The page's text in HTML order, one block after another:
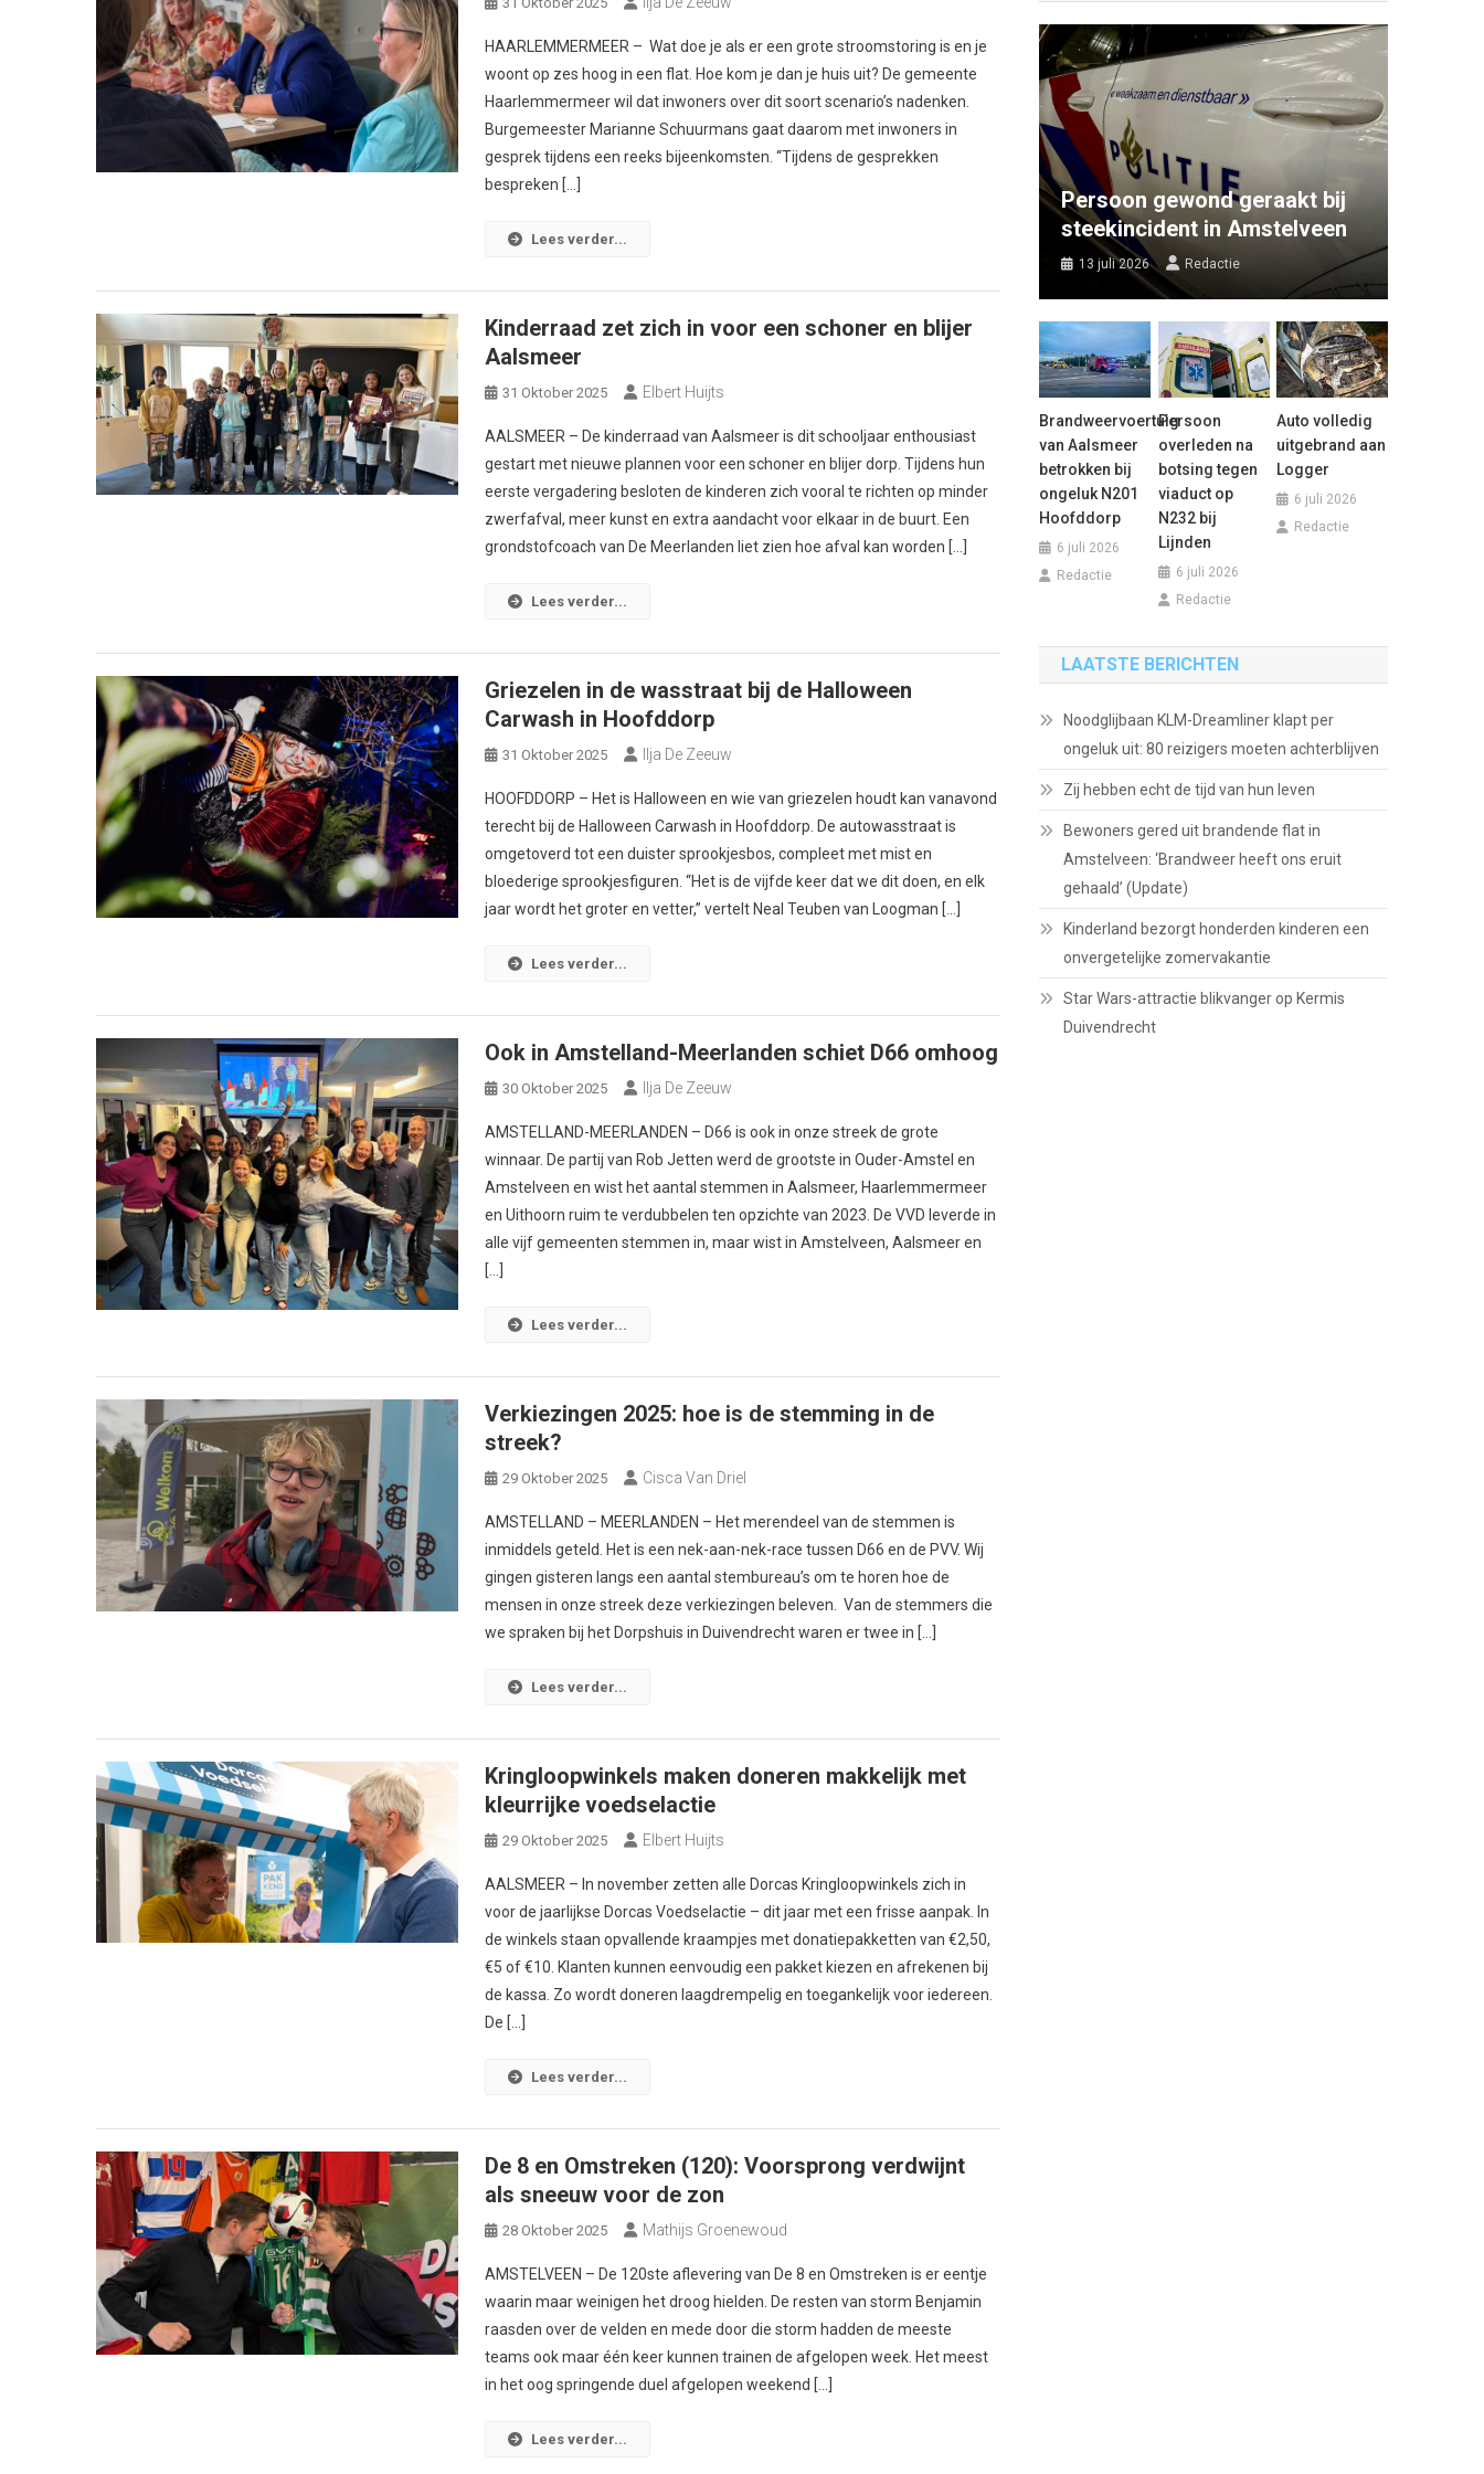
HAARLEMMERMEER – Wat doe je als er een grote stroomstoring is en je
woont op zes hoog in een flat. Hoe kom je dan je huis uit? De gemeente
Haarlemmermeer wil dat inwoners over dit soort scenario’s nadenken.
Burgemeester Marianne Schuurmans gaat daarom met inwoners in
gesprek tijdens een reeks bijeenkomsten. “Tijdens de gesprekken
bespreken […]
Lees verder...
Kinderraad zet zich in voor een schoner en blijer
Aalsmeer
31 Oktober 2025 Elbert Huijts
AALSMEER – De kinderraad van Aalsmeer is dit schooljaar enthousiast
gestart met nieuwe plannen voor een schoner en blijer dorp. Tijdens hun
eerste vergadering besloten de kinderen zich vooral te richten op minder
zwerfafval, meer kunst en extra aandacht voor elkaar in de buurt. Een
grondstofcoach van De Meerlanden liet zien hoe afval kan worden […]
Lees verder...
Griezelen in de wasstraat bij de Halloween
Carwash in Hoofddorp
31 Oktober 2025 Ilja De Zeeuw
HOOFDDORP – Het is Halloween en wie van griezelen houdt kan vanavond
terecht bij de Halloween Carwash in Hoofddorp. De autowasstraat is
omgetoverd tot een duister sprookjesbos, compleet met mist en
bloederige sprookjesfiguren. “Het is de vijfde keer dat we dit doen, en elk
jaar wordt het groter en vetter,” vertelt Neal Teuben van Loogman […]
Lees verder...
Ook in Amstelland-Meerlanden schiet D66 omhoog
30 Oktober 2025 Ilja De Zeeuw
AMSTELLAND-MEERLANDEN – D66 is ook in onze streek de grote
winnaar. De partij van Rob Jetten werd de grootste in Ouder-Amstel en
Amstelveen en wist het aantal stemmen in Aalsmeer, Haarlemmermeer
en Uithoorn ruim te verdubbelen ten opzichte van 2023. De VVD leverde in
alle vijf gemeenten stemmen in, maar wist in Amstelveen, Aalsmeer en
[…]
Lees verder...
Verkiezingen 2025: hoe is de stemming in de
streek?
29 Oktober 2025 Cisca Van Driel
AMSTELLAND – MEERLANDEN – Het merendeel van de stemmen is
inmiddels geteld. Het is een nek-aan-nek-race tussen D66 en de PVV. Wij
gingen gisteren langs een aantal stembureau’s om te horen hoe de
mensen in onze streek deze verkiezingen beleven. Van de stemmers die
we spraken bij het Dorpshuis in Duivendrecht waren er twee in […]
Lees verder...
Kringloopwinkels maken doneren makkelijk met
kleurrijke voedselactie
29 Oktober 2025 Elbert Huijts
AALSMEER – In november zetten alle Dorcas Kringloopwinkels zich in
voor de jaarlijkse Dorcas Voedselactie – dit jaar met een frisse aanpak. In
de winkels staan opvallende kraampjes met donatiepakketten van €2,50,
€5 of €10. Klanten kunnen eenvoudig een pakket kiezen en afrekenen bij
de kassa. Zo wordt doneren laagdrempelig en toegankelijk voor iedereen.
De […]
Lees verder...
De 8 en Omstreken (120): Voorsprong verdwijnt
als sneeuw voor de zon
28 Oktober 2025 Mathijs Groenewoud
AMSTELVEEN – De 120ste aflevering van De 8 en Omstreken is er eentje
waarin maar weinigen het droog hielden. De resten van storm Benjamin
raasden over de velden en mede door die storm hadden de meeste
teams ook maar één keer kunnen trainen de afgelopen week. Het meest
in het oog springende duel afgelopen weekend […]
Lees verder...
Persoon gewond geraakt bij
steekincident in Amstelveen
13 juli 2026 Redactie
Brandweervoertuig
van Aalsmeer
betrokken bij
ongeluk N201
Hoofddorp
6 juli 2026
Redactie
Persoon
overleden na
botsing tegen
viaduct op
N232 bij
Lijnden
6 juli 2026
Redactie
Auto volledig
uitgebrand aan
Logger
6 juli 2026
Redactie
LAATSTE BERICHTEN
Noodglijbaan KLM-Dreamliner klapt per
ongeluk uit: 80 reizigers moeten achterblijven
Zij hebben echt de tijd van hun leven
Bewoners gered uit brandende flat in
Amstelveen: ‘Brandweer heeft ons eruit
gehaald’ (Update)
Kinderland bezorgt honderden kinderen een
onvergetelijke zomervakantie
Star Wars-attractie blikvanger op Kermis
Duivendrecht